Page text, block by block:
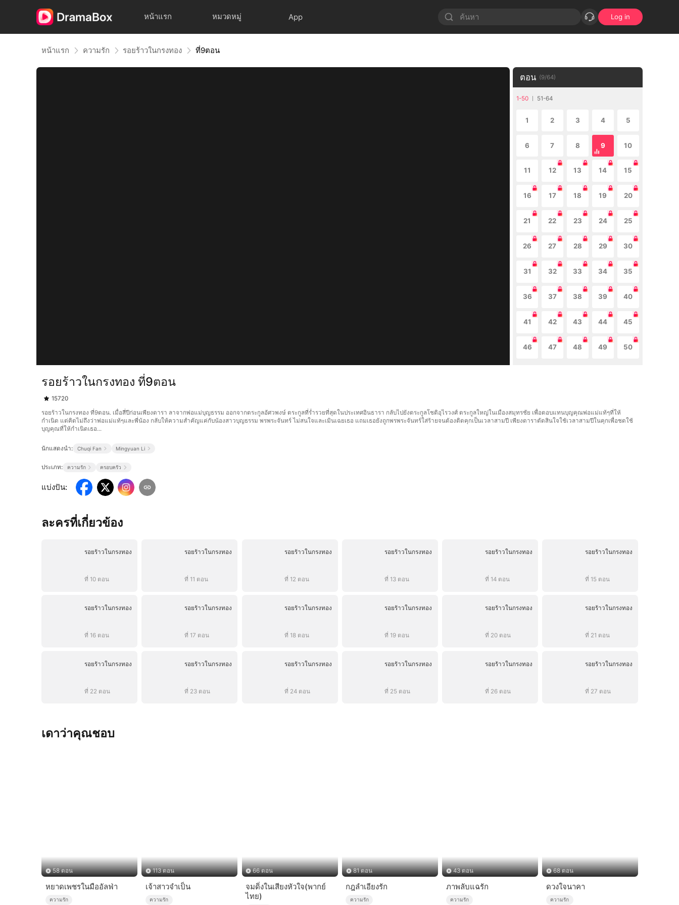
หน้าแรก หมวดหมู่ App Log in
หน้าแรก ความรัก รอยร้าวในกรงทอง ที่9ตอน
ตอน (9/64)
1-50 51-64
1 2 3 4 5
6 7 8 9 10
11 12 13 14 15
16 17 18 19 20
21 22 23 24 25
26 27 28 29 30
31 32 33 34 35
36 37 38 39 40
41 42 43 44 45
46 47 48 49 50
รอยร้าวในกรงทอง ที่9ตอน
15720
รอยร้าวในกรงทอง ที่9ตอน. เมื่อสี่ปีก่อนเพียงดารา ลาจากพ่อแม่บุญธรรม ออกจากตระกูลอัศวพงษ์ ตระกูลที่ร่ำรวยที่สุดในประเทศอินธารา กลับไปยังตระกูลโชติอุไรวงศ์ ตระกูลใหญ่ในเมืองสมุทรชัย เพื่อตอบแทนบุญคุณพ่อแม่แท้ๆที่ให้
กำเนิด แต่คิดไม่ถึงว่าพ่อแม่แท้ๆและพี่น้อง กลับให้ความสำคัญแค่กับน้องสาวบุญธรรม พรพระจันทร์ ไม่สนใจและเมินเฉยเธอ แถมเธอยังถูกพรพระจันทร์ใส่ร้ายจนต้องติดคุกเป็นเวลาสามปี เพียงดาราตัดสินใจใช้เวลาสามปีในคุกเพื่อชดใช้
บุญคุณที่ให้กำเนิดเธอ...
นักแสดงนำ: Chuqi Fan Mingyuan Li
ประเภท: ความรัก ครอบครัว
แบ่งปัน:
ละครที่เกี่ยวข้อง
รอยร้าวในกรงทอง
ที่ 10 ตอน
รอยร้าวในกรงทอง
ที่ 11 ตอน
รอยร้าวในกรงทอง
ที่ 12 ตอน
รอยร้าวในกรงทอง
ที่ 13 ตอน
รอยร้าวในกรงทอง
ที่ 14 ตอน
รอยร้าวในกรงทอง
ที่ 15 ตอน
รอยร้าวในกรงทอง
ที่ 16 ตอน
รอยร้าวในกรงทอง
ที่ 17 ตอน
รอยร้าวในกรงทอง
ที่ 18 ตอน
รอยร้าวในกรงทอง
ที่ 19 ตอน
รอยร้าวในกรงทอง
ที่ 20 ตอน
รอยร้าวในกรงทอง
ที่ 21 ตอน
รอยร้าวในกรงทอง
ที่ 22 ตอน
รอยร้าวในกรงทอง
ที่ 23 ตอน
รอยร้าวในกรงทอง
ที่ 24 ตอน
รอยร้าวในกรงทอง
ที่ 25 ตอน
รอยร้าวในกรงทอง
ที่ 26 ตอน
รอยร้าวในกรงทอง
ที่ 27 ตอน
เดาว่าคุณชอบ
58 ตอน
หยาดเพชรในมืออัลฟ่า
ความรัก
113 ตอน
เจ้าสาวจำเป็น
ความรัก
66 ตอน
จมดิ่งในเสียงหัวใจ(พากย์
ไทย)
81 ตอน
กฎลำเอียงรัก
ความรัก
43 ตอน
ภาพลับแฉรัก
ความรัก
68 ตอน
ดวงใจนาคา
ความรัก